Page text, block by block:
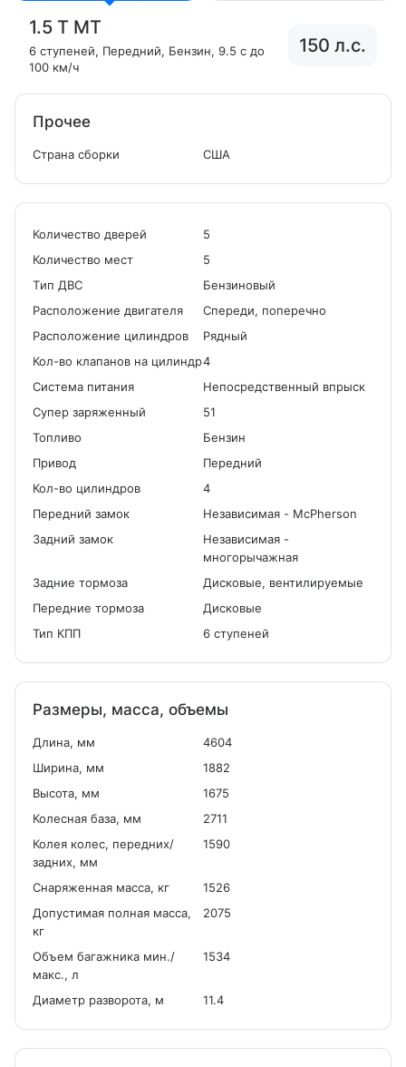
1.5 T MT
6 ступеней, Передний, Бензин, 9.5 с до
100 км/ч
150 л.с.
Прочее
Страна сборки США
Количество дверей
5
Количество мест
5
Tип ДВС
Бензиновый
Расположение двигателя
Спереди, поперечно
Расположение цилиндров
Рядный
Кол-во клапанов на цилиндр4
Система питания
Непосредственный впрыск
Cупер заряженный
51
Топливо
Бензин
Привод
Передний
Кол-во цилиндров
4
Передний замок
Независимая - McPherson
Задний замок
Независимая -
многорычажная
Задние тормоза
Дисковые, вентилируемые
Передние тормоза
Дисковые
Тип КПП
6 ступеней
Размеры, масса, объемы
Длина, мм
4604
Ширина, мм
1882
Высота, мм
1675
Колесная база, мм
2711
Колея колес, передних/
задних, мм
1590
Снаряженная масса, кг
1526
Допустимая полная масса,
кг
2075
Объем багажника мин./
макс., л
1534
Диаметр разворота, м 11.4